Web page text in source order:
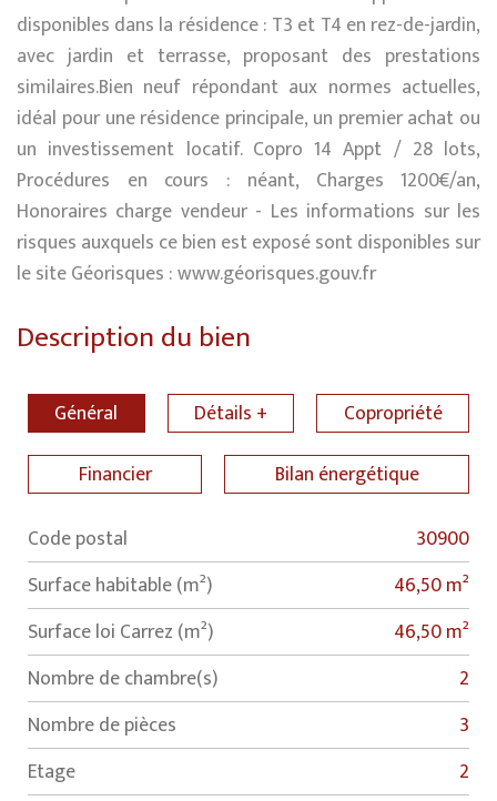
disponibles dans la résidence : T3 et T4 en rez-de-jardin,
avec jardin et terrasse, proposant des prestations
similaires.Bien neuf répondant aux normes actuelles,
idéal pour une résidence principale, un premier achat ou
un investissement locatif. Copro 14 Appt / 28 lots,
Procédures en cours : néant, Charges 1200€/an,
Honoraires charge vendeur - Les informations sur les
risques auxquels ce bien est exposé sont disponibles sur
le site Géorisques : www.géorisques.gouv.fr
Description du bien
Général Détails +
Copropriété
Financier
Bilan énergétique
Label Value
Code postal
30900
Surface habitable (m²)
46,50 m²
Surface loi Carrez (m²)
46,50 m²
Nombre de chambre(s)
2
Nombre de pièces
3
Etage
2